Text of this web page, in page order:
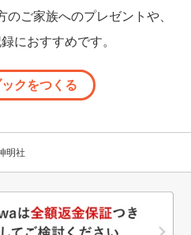
ご家族へのプレゼントや、
におすすめです。
クをつくる
明社